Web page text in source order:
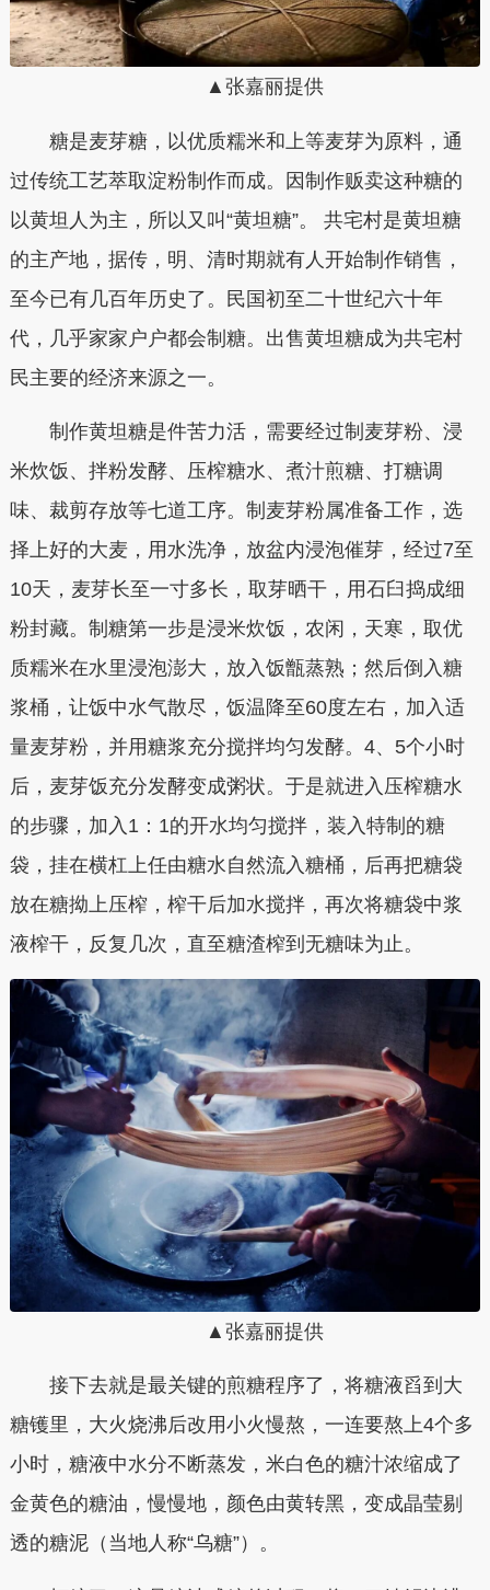
▲张嘉丽提供
糖是麦芽糖，以优质糯米和上等麦芽为原料，通
过传统工艺萃取淀粉制作而成。
因制作贩卖这种糖的
以黄坦人为主，所以又叫“黄坦糖”。
共宅村是黄坦糖
的主产地，据传，明、清时期就有人开始制作销售，
至今已有几百年历史了。民国初至二十世纪六十年
代，几乎家家户户都会制糖。出售黄坦糖成为共宅村
民主要的经济来源之一。
制作黄坦糖是件苦力活，需要经过制麦芽粉、浸
米炊饭、拌粉发酵、压榨糖水、煮汁煎糖、打糖调
味、裁剪存放等七道工序。制麦芽粉属准备工作，选
择上好的大麦，用水洗净，放盆内浸泡催芽，经过7至
10天，麦芽长至一寸多长，取芽晒干，用石臼捣成细
粉封藏。制糖第一步是浸米炊饭，农闲，天寒，取优
质糯米在水里浸泡澎大，放入饭甑蒸熟；然后倒入糖
浆桶，让饭中水气散尽，饭温降至60度左右，加入适
量麦芽粉，并用糖浆充分搅拌均匀发酵。4、5个小时
后，麦芽饭充分发酵变成粥状。于是就进入压榨糖水
的步骤，加入1：1的开水均匀搅拌，装入特制的糖
袋，挂在横杠上任由糖水自然流入糖桶，后再把糖袋
放在糖拗上压榨，榨干后加水搅拌，再次将糖袋中浆
液榨干，反复几次，直至糖渣榨到无糖味为止。
▲张嘉丽提供
接下去就是最关键的煎糖程序了，将糖液舀到大
糖镬里，大火烧沸后改用小火慢熬，一连要熬上4个多
小时，糖液中水分不断蒸发，米白色的糖汁浓缩成了
金黄色的糖油，慢慢地，颜色由黄转黑，变成晶莹剔
透的糖泥（当地人称“乌糖”）。